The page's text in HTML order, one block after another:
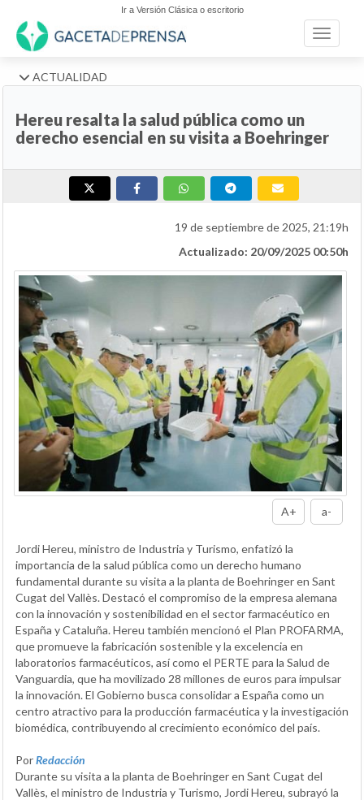
Ir a Versión Clásica o escritorio
Toggle
ACTUALIDAD
Hereu resalta la salud pública como un
derecho esencial en su visita a Boehringer
19 de septiembre de 2025, 21:19h
Actualizado: 20/09/2025 00:50h
A+ a-
Jordi Hereu, ministro de Industria y Turismo, enfatizó la
importancia de la salud pública como un derecho humano
fundamental durante su visita a la planta de Boehringer en Sant
Cugat del Vallès. Destacó el compromiso de la empresa alemana
con la innovación y sostenibilidad en el sector farmacéutico en
España y Cataluña. Hereu también mencionó el Plan PROFARMA,
que promueve la fabricación sostenible y la excelencia en
laboratorios farmacéuticos, así como el PERTE para la Salud de
Vanguardia, que ha movilizado 28 millones de euros para impulsar
la innovación. El Gobierno busca consolidar a España como un
centro atractivo para la producción farmacéutica y la investigación
biomédica, contribuyendo al crecimiento económico del país.
PorRedacción
Durante su visita a la planta de Boehringer en Sant Cugat del
Vallès, el ministro de Industria y Turismo, Jordi Hereu, subrayó la